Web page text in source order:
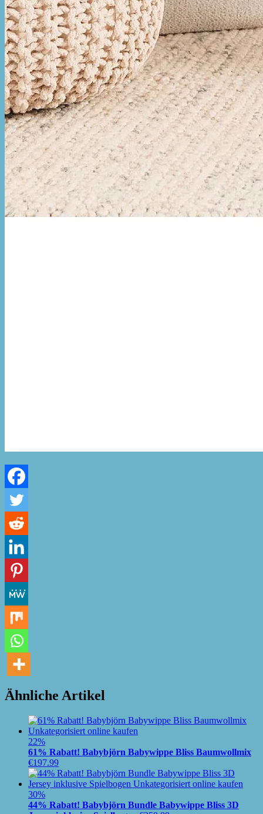
Ähnliche Artikel
22%
61% Rabatt! Babybjörn Babywippe Bliss Baumwollmix
€197.99
30%
44% Rabatt! Babybjörn Bundle Babywippe Bliss 3D